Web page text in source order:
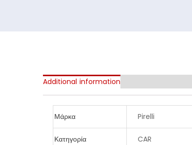
Additional information
Μάρκα Pirelli
Κατηγορία CAR